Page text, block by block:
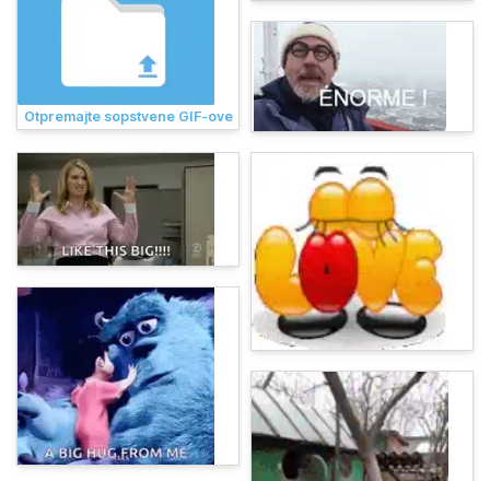
Otpremajte sopstvene GIF-ove